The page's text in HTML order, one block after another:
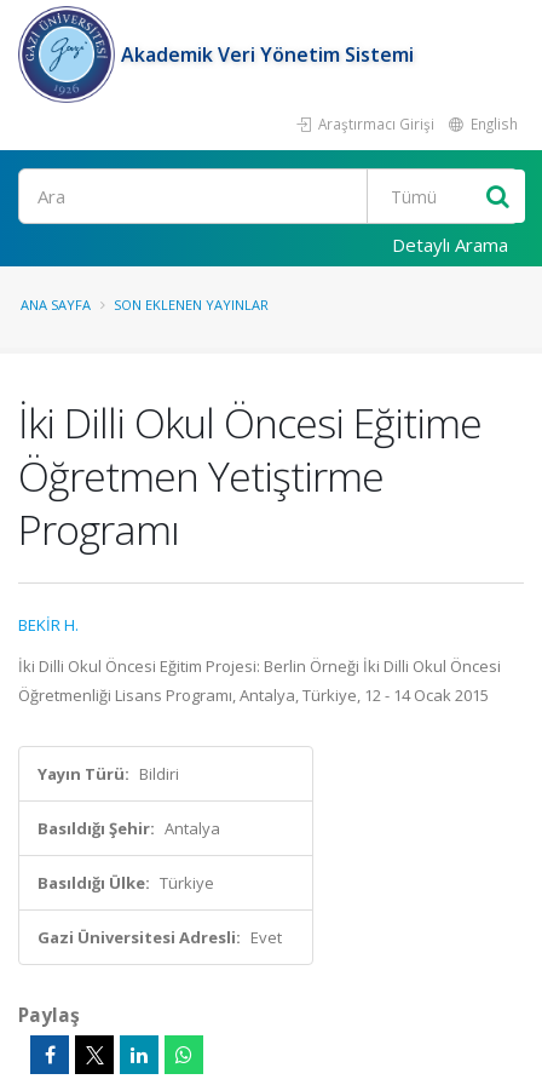
Akademik Veri Yönetim Sistemi
Araştırmacı Girişi English
Ara
Detaylı Arama
ANA SAYFA SON EKLENEN YAYINLAR
İki Dilli Okul Öncesi Eğitime
Öğretmen Yetiştirme
Programı
BEKİR H.
İki Dilli Okul Öncesi Eğitim Projesi: Berlin Örneği İki Dilli Okul Öncesi
Öğretmenliği Lisans Programı, Antalya, Türkiye, 12 - 14 Ocak 2015
Yayın Türü: Bildiri
Basıldığı Şehir: Antalya
Basıldığı Ülke: Türkiye
Gazi Üniversitesi Adresli: Evet
Paylaş